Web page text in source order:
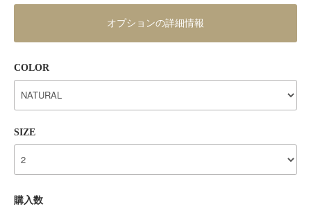
オプションの詳細情報
COLOR
SIZE
購入数